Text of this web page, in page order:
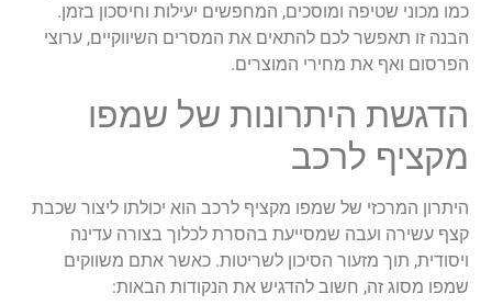
כמו מכוני שטיפה ומוסכים, המחפשים יעילות וחיסכון בזמן.
הבנה זו תאפשר לכם להתאים את המסרים השיווקיים, ערוצי
הפרסום ואף את מחירי המוצרים.
הדגשת היתרונות של שמפו
מקציף לרכב
היתרון המרכזי של שמפו מקציף לרכב הוא יכולתו ליצור שכבת
קצף עשירה ועבה שמסייעת בהסרת לכלוך בצורה עדינה
ויסודית, תוך מזעור הסיכון לשריטות. כאשר אתם משווקים
שמפו מסוג זה, חשוב להדגיש את הנקודות הבאות: